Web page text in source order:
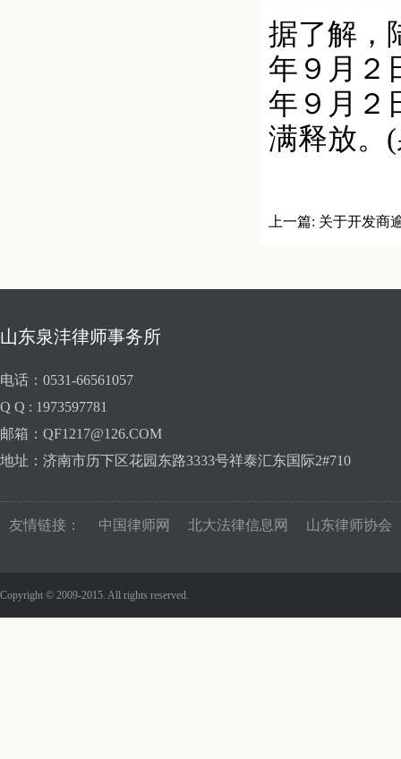
据了解，
年９月２
年９月２
满释放。
上一篇: 关于开发商
山东泉沣律师事务所
电话：0531-66561057
Q Q : 1973597781
邮箱：QF1217@126.COM
地址：济南市历下区花园东路3333号祥泰汇东国际2#710
友情链接： 中国律师网 北大法律信息网 山东律师协会
Copyright © 2009-2015. All rights reserved.